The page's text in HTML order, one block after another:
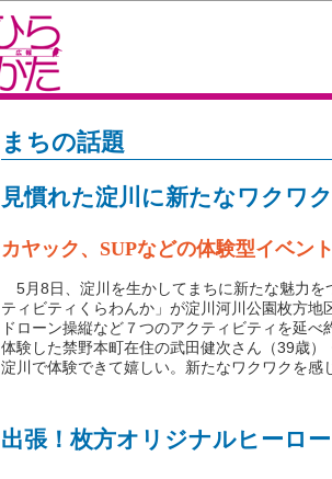
まちの話題
見慣れた淀川に新たなワクワク
カヤック、SUPなどの体験型イベント
5月8日、淀川を生かしてまちに新たな魅力を
ティビティくらわんか」が淀川河川公園枚方地
ドローン操縦など７つのアクティビティを延
体験した禁野本町在住の武田健次さん（39歳
淀川で体験できて嬉しい。新たなワクワクを感
出張！枚方オリジナルヒーロー